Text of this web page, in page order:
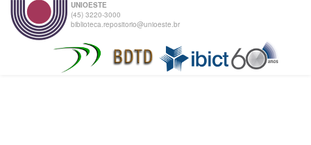
UNIOESTE
(45) 3220-3000
biblioteca.repositorio@unioeste.br